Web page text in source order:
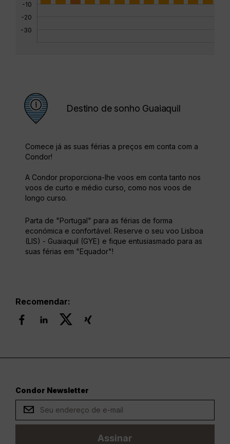
-10
-20
-30
Destino de sonho Guaiaquil
Comece já as suas férias a preços em conta com a
Condor!
A Condor proporciona-lhe voos em conta tanto nos
voos de curto e médio curso, como nos voos de
longo curso.
Parta de "Portugal" para as férias de forma
económica e confortável. Reserve o seu voo Lisboa
(LIS) - Guaiaquil (GYE) e fique entusiasmado para as
suas férias em "Equador"!
Recomendar:
Condor Newsletter
Assinar